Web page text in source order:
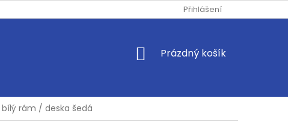
Přihlášení
NÁKUPNÍ
Prázdný košík
rám / deska šedá